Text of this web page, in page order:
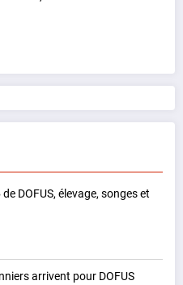
DOFUS, élevage, songes et
arrivent pour DOFUS